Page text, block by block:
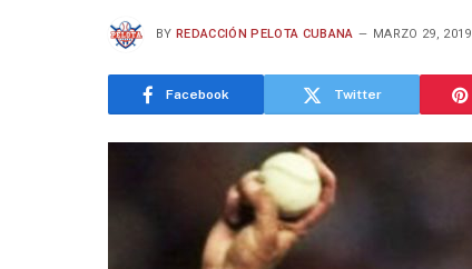
BY REDACCIÓN PELOTA CUBANA MARZO 29, 2019
Facebook Twitter